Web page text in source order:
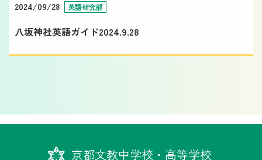
2024/09/28 英語研究部
八坂神社英語ガイド2024.9.28
京都文教中学校・高等学校